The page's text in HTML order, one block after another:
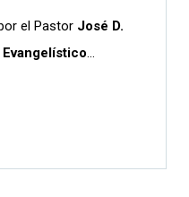
el Pastor José D.
...